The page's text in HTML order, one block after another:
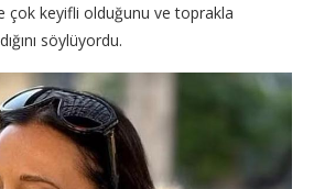
çok keyifli olduğunu ve toprakla
söylüyordu.